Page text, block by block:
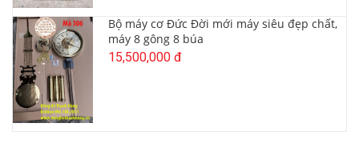
Bộ máy cơ Đức Đời mới máy siêu đẹp chất,
máy 8 gông 8 búa
15,500,000 đ